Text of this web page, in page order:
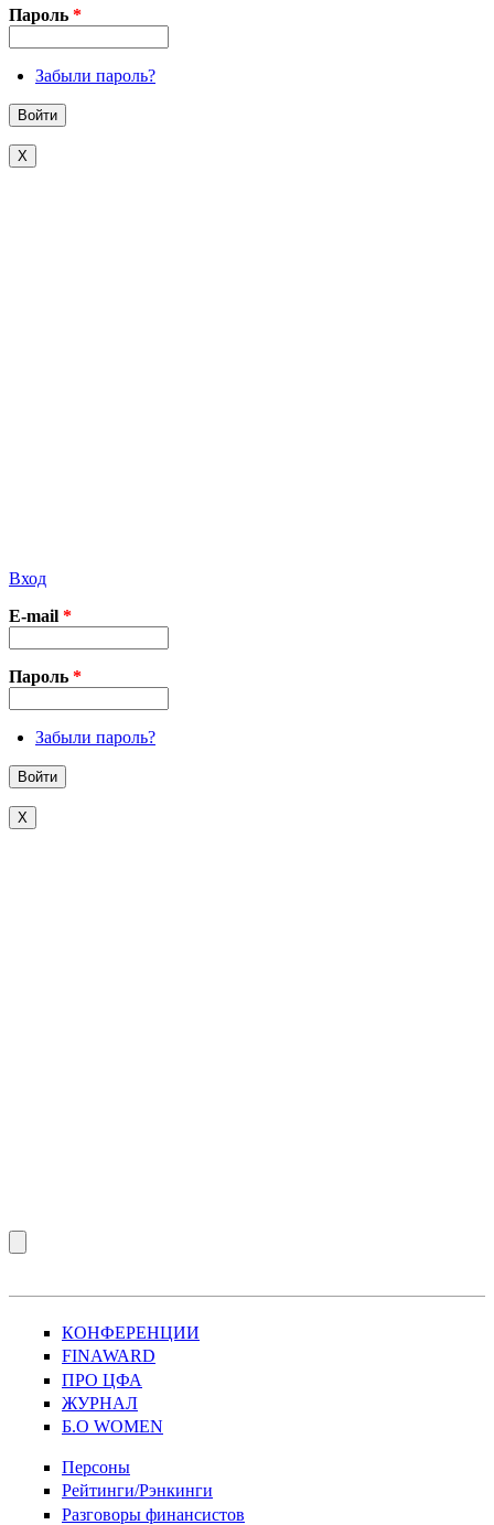
X
Пароль *
Забыли пароль?
X
Вход
E-mail *
Пароль *
Забыли пароль?
X
КОНФЕРЕНЦИИ
FINAWARD
ПРО ЦФА
ЖУРНАЛ
Б.О WOMEN
Персоны
Рейтинги/Рэнкинги
Разговоры финансистов